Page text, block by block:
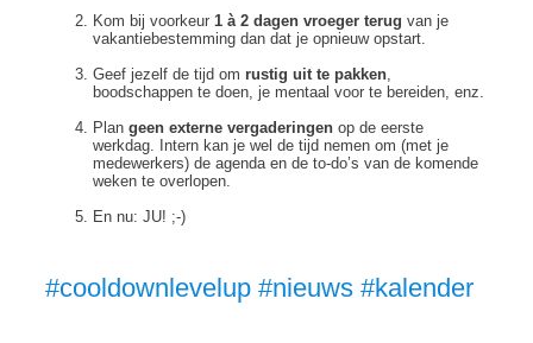
Kom bij voorkeur 1 à 2 dagen vroeger terug van je
vakantiebestemming dan dat je opnieuw opstart.
Geef jezelf de tijd om rustig uit te pakken,
boodschappen te doen, je mentaal voor te bereiden, enz.
Plan geen externe vergaderingen op de eerste
werkdag. Intern kan je wel de tijd nemen om (met je
medewerkers) de agenda en de to-do’s van de komende
weken te overlopen.
En nu: JU! ;-)
#cooldownlevelup #nieuws #kalender